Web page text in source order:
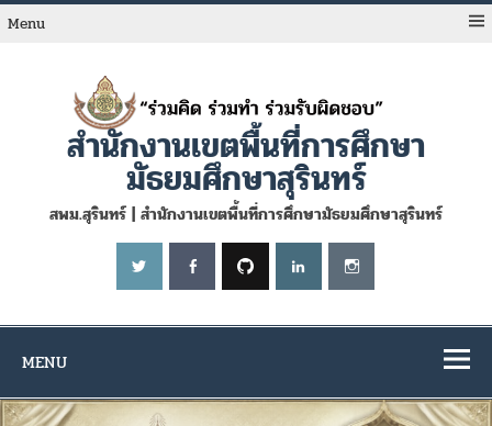
Skip
toMenu
สำนักงานเขตพื้นที่การศึกษา
มัธยมศึกษาสุรินทร์
สพม.สุรินทร์ | สำนักงานเขตพื้นที่การศึกษามัธยมศึกษาสุรินทร์
MENU